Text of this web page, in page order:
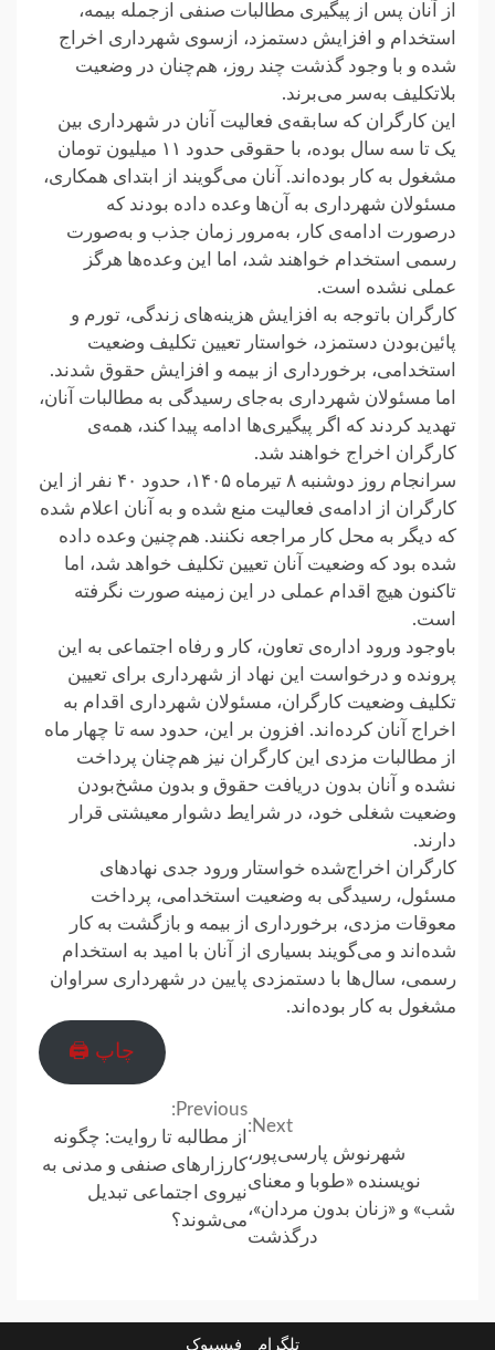
از آنان پس از پیگیری مطالبات صنفی ازجمله بیمه،
استخدام و افزایش دستمزد، ازسوی شهرداری اخراج
شده و با وجود گذشت چند روز، هم‌چنان در وضعیت
بلاتکلیف بەسر می‌برند.
این کارگران که سابقه‌ی فعالیت آنان در شهرداری بین
یک تا سه سال بوده، با حقوقی حدود ۱۱ میلیون تومان
مشغول به کار بوده‌اند. آنان می‌گویند از ابتدای همکاری،
مسئولان شهرداری به آن‌ها وعده داده بودند که
درصورت ادامه‌ی کار، به‌مرور زمان جذب و به‌صورت
رسمی استخدام خواهند شد، اما این وعده‌ها هرگز
عملی نشده است.
کارگران باتوجه به افزایش هزینه‌های زندگی، تورم و
پائین‌بودن دستمزد، خواستار تعیین تکلیف وضعیت
استخدامی، برخورداری از بیمه و افزایش حقوق شدند.
اما مسئولان شهرداری بەجای رسیدگی به مطالبات آنان،
تهدید کردند که اگر پیگیری‌ها ادامه پیدا کند، همه‌ی
کارگران اخراج خواهند شد.
سرانجام روز دوشنبه ۸ تیرماه ۱۴۰۵، حدود ۴۰ نفر از این
کارگران از ادامه‌ی فعالیت منع شده و به آنان اعلام شده
که دیگر به محل کار مراجعه نکنند. هم‌چنین وعده داده
شده بود که وضعیت آنان تعیین تکلیف خواهد شد، اما
تاکنون هیچ اقدام عملی در این زمینه صورت نگرفته
است.
باوجود ورود اداره‌ی تعاون، کار و رفاه اجتماعی به این
پرونده و درخواست این نهاد از شهرداری برای تعیین
تکلیف وضعیت کارگران، مسئولان شهرداری اقدام به
اخراج آنان کرده‌اند. افزون بر این، حدود سه تا چهار ماه
از مطالبات مزدی این کارگران نیز هم‌چنان پرداخت
نشده و آنان بدون دریافت حقوق و بدون مشخ‌بودن
وضعیت شغلی خود، در شرایط دشوار معیشتی قرار
دارند.
کارگران اخراج‌شده خواستار ورود جدی نهادهای
مسئول، رسیدگی به وضعیت استخدامی، پرداخت
معوقات مزدی، برخورداری از بیمه و بازگشت به کار
شده‌اند و می‌گویند بسیاری از آنان با امید به استخدام
رسمی، سال‌ها با دستمزدی پایین در شهرداری سراوان
مشغول به کار بوده‌اند.
چاپ 🖨
Reading
Previous:
از مطالبه تا روایت: چگونه
کارزارهای صنفی و مدنی به
نیروی اجتماعی تبدیل
می‌شوند؟
Next:
شهرنوش پارسی‌پور،
نویسنده «طوبا و معنای
شب» و «زنان بدون مردان»،
درگذشت
تلگرام فیسبوک